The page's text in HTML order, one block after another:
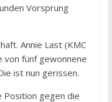
Vorsprung
Annie Last (KMC
von fünf gewonnene
ist nun gerissen.
gegen die